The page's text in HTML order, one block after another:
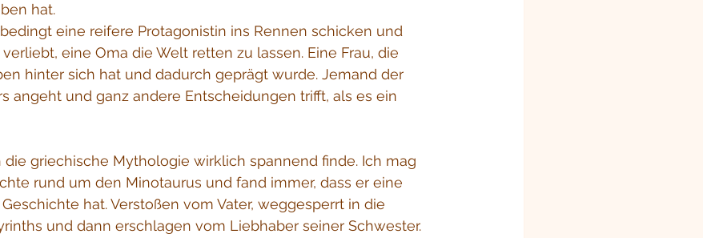
hat.
eine reifere Protagonistin ins Rennen schicken und
eine Oma die Welt retten zu lassen. Eine Frau, die
hinter sich hat und dadurch geprägt wurde. Jemand der
angeht und ganz andere Entscheidungen trifft, als es ein
die griechische Mythologie wirklich spannend finde. Ich mag
rund um den Minotaurus und fand immer, dass er eine
hat. Verstoßen vom Vater, weggesperrt in die
und dann erschlagen vom Liebhaber seiner Schwester.